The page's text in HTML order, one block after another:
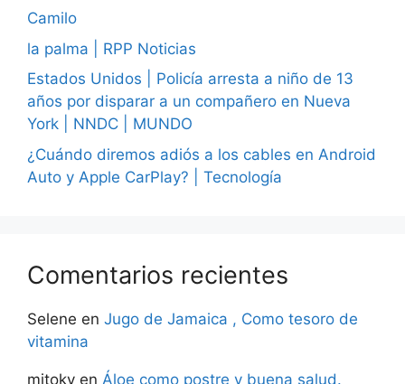
Camilo
la palma | RPP Noticias
Estados Unidos | Policía arresta a niño de 13
años por disparar a un compañero en Nueva
York | NNDC | MUNDO
¿Cuándo diremos adiós a los cables en Android
Auto y Apple CarPlay? | Tecnología
Comentarios recientes
Selene en Jugo de Jamaica , Como tesoro de
vitamina
mitoky en Áloe como postre y buena salud.